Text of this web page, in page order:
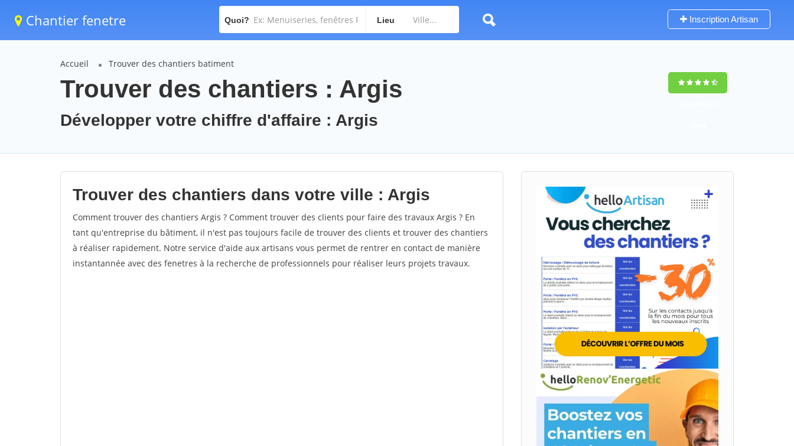
Chantier fenetre Quoi? Lieu Inscription Artisan
Accueil Trouver des chantiers batiment
Trouver des chantiers : Argis
Développer votre chiffre d'affaire : Argis
Trouver des chantiers dans votre ville : Argis
Comment trouver des chantiers Argis ? Comment trouver des clients pour faire des travaux Argis ? En
tant qu'entreprise du bâtiment, il n'est pas toujours facile de trouver des clients et trouver des chantiers
à réaliser rapidement. Notre service d'aide aux artisans vous permet de rentrer en contact de manière
instantannée avec des fenetres à la recherche de professionnels pour réaliser leurs projets travaux.